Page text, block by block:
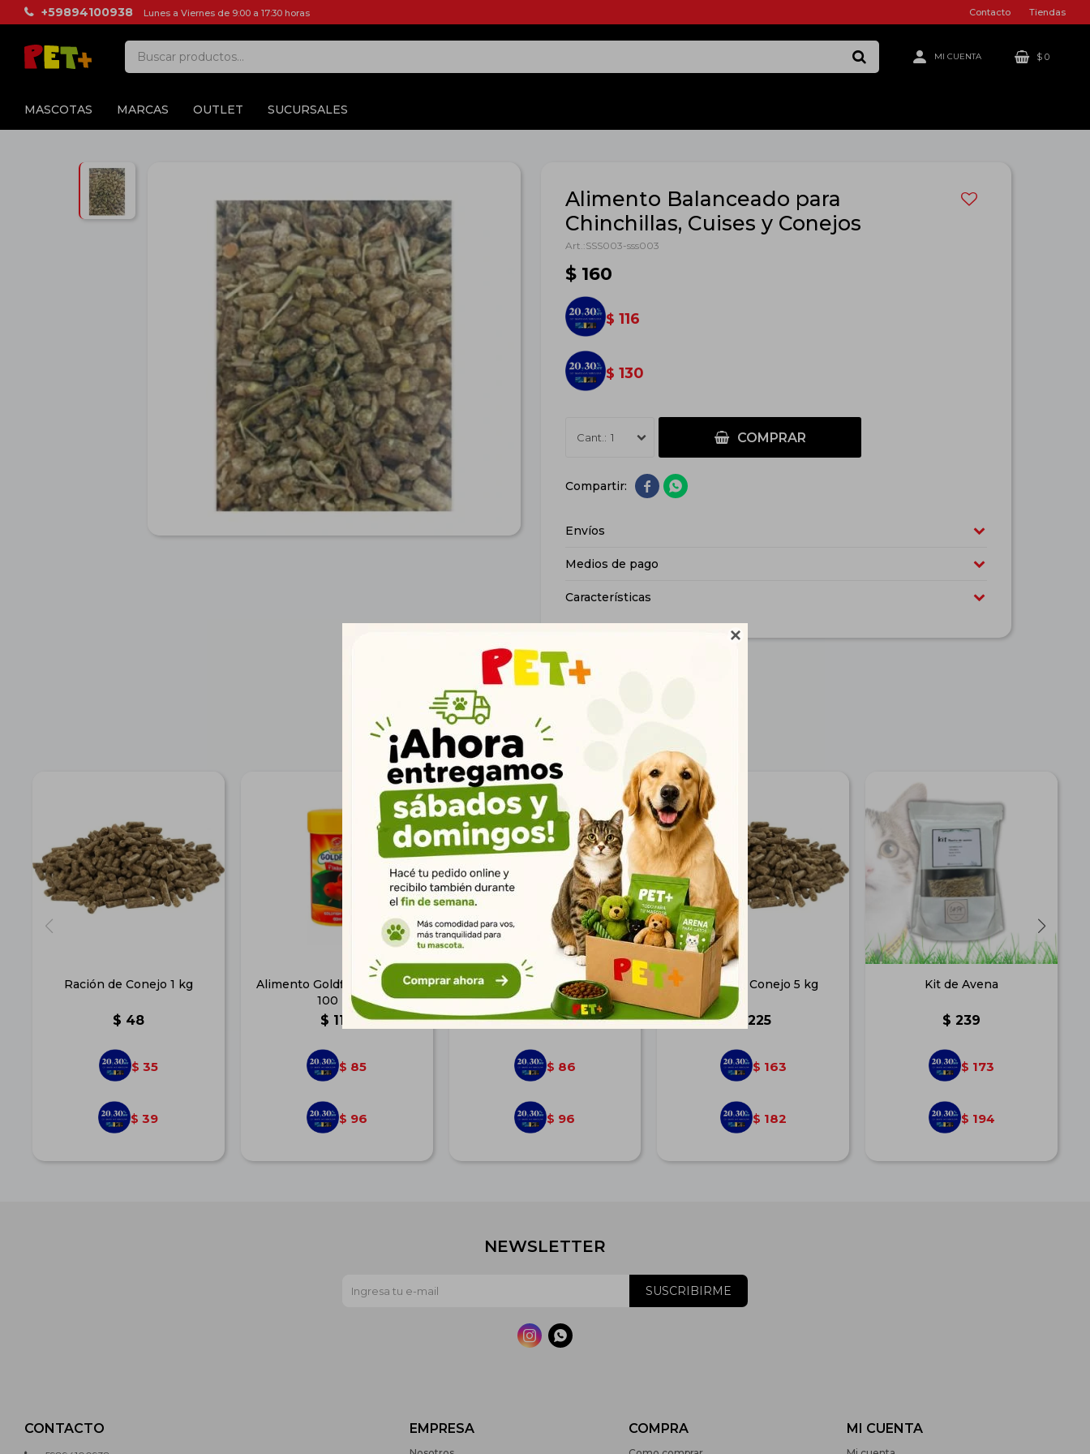

MASCOTAS MARCAS OUTLET SUCURSALES
$ 0
+59894100938 Lunes a Viernes de 9:00 a 17:30 horas Contacto Tiendas
Alimento Balanceado para
Chinchillas, Cuises y Conejos
SSS003-sss003
$ 160
$ 116
$ 130
1 COMPRAR
 
Envíos
Medios de pago
Características
Productos que te pueden interesar
Ración de Conejo 1 kg
$ 48
$ 35
$ 39
Alimento Goldfish Escamas
100 ml
$ 118
$ 85
$ 96
Calcio p/Tortugas 15 gr
$ 119
$ 86
$ 96
Ración de Conejo 5 kg
225
$ 163
$ 182
Kit de Avena
$ 239
$ 173
$ 194
CONTACTO EMPRESA COMPRA MI CUENTA
NEWSLETTER
SUSCRIBIRME
 